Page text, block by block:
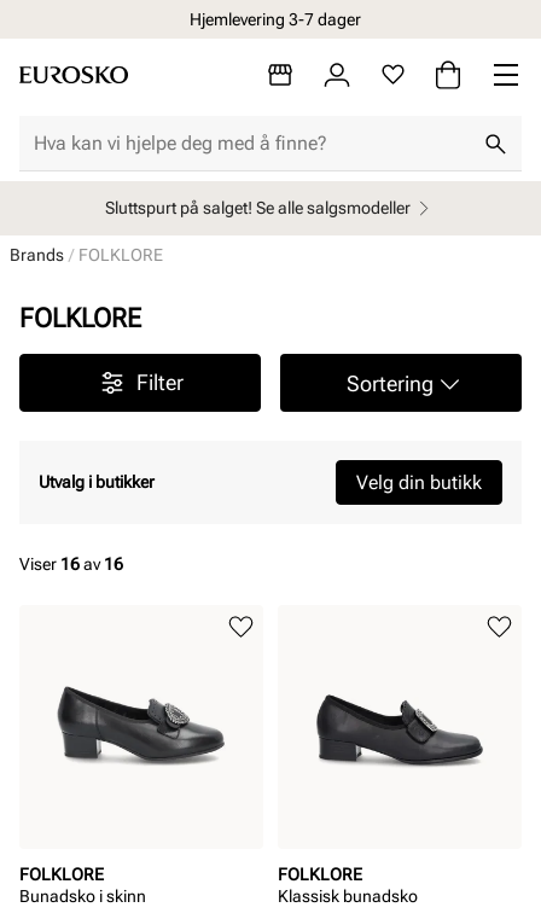
Hjemlevering 3-7 dager
Sluttspurt på salget! Se alle salgsmodeller
Brands FOLKLORE
FOLKLORE
Filter Sortering
Utvalg i butikker Velg din butikk
Viser 16av16
FOLKLORE
Bunadsko i skinn
FOLKLORE
Klassisk bunadsko